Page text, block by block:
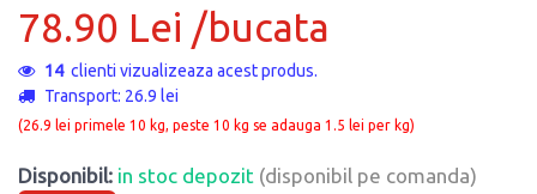
78.90 Lei /bucata
14clienti vizualizeaza acest produs.
Transport: 26.9 lei
(26.9 lei primele 10 kg, peste 10 kg se adauga 1.5 lei per kg)
Disponibil: in stoc depozit (disponibil pe comanda)